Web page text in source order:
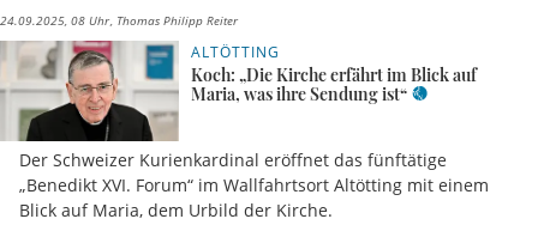
24.09.2025, 08 Uhr Thomas Philipp Reiter
ALTÖTTING
Koch: „Die Kirche erfährt im Blick auf
Maria, was ihre Sendung ist“
Der Schweizer Kurienkardinal eröffnet das fünftätige
„Benedikt XVI. Forum“ im Wallfahrtsort Altötting mit einem
Blick auf Maria, dem Urbild der Kirche.